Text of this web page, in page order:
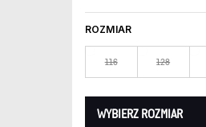
ROZMIAR
116 128
WYBIERZ ROZMIAR